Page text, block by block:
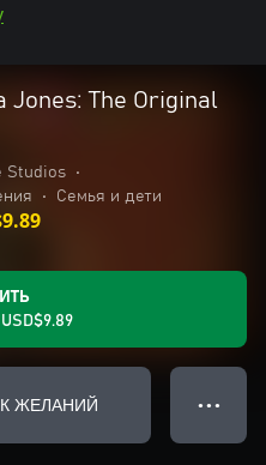
Jones: The Original
Studios
•
• Семья и дети
USD$9.89
ЖЕЛАНИЙ ● ● ●